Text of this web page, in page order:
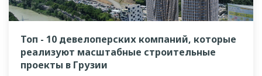
Топ - 10 девелоперских компаний, которые
реализуют масштабные строительные
проекты в Грузии